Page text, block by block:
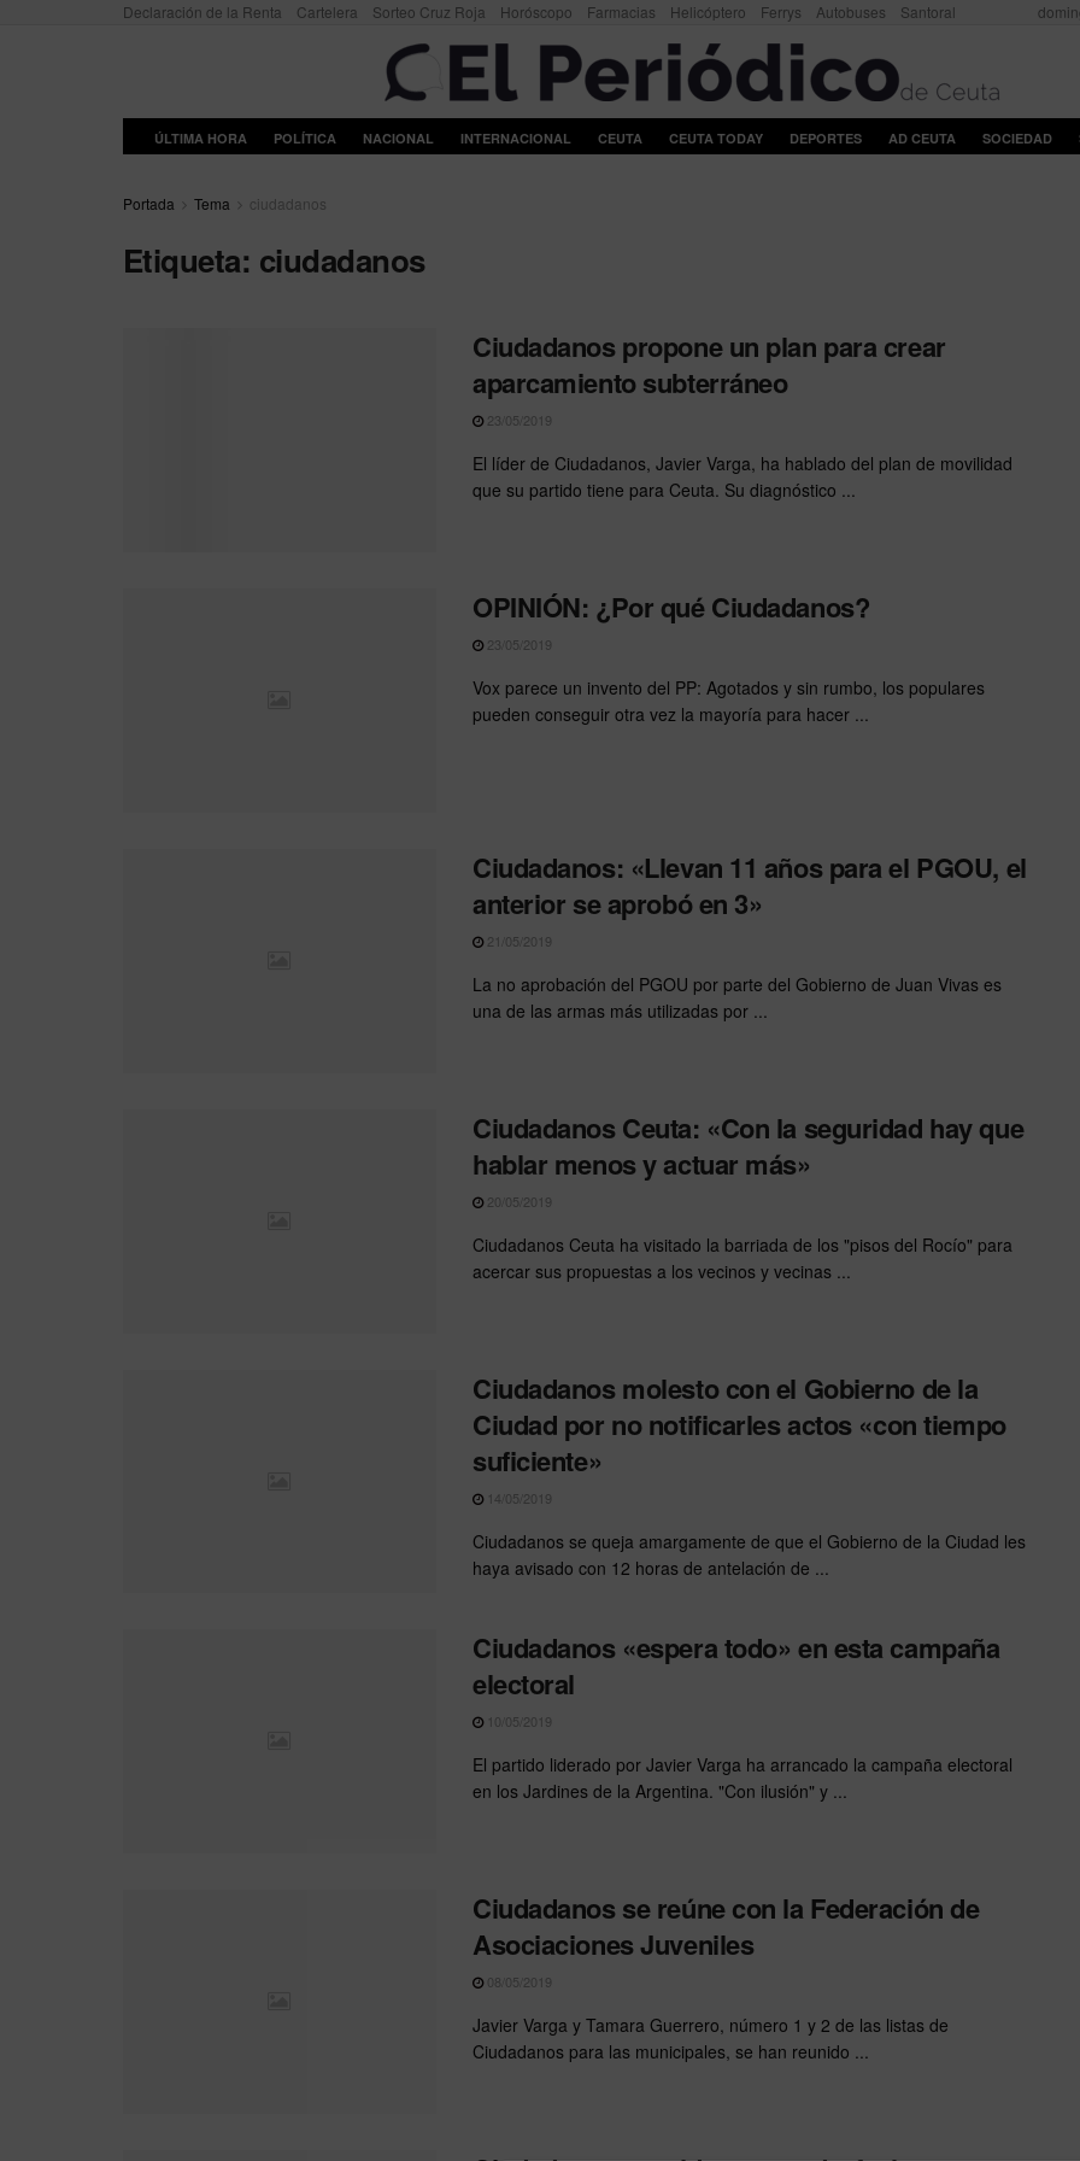
Declaración de la Renta Cartelera Sorteo Cruz Roja Horóscopo Farmacias Helicóptero Ferrys Autobuses Santoral
ÚLTIMA HORA POLÍTICA NACIONAL INTERNACIONAL CEUTA CEUTA TODAY DEPORTES AD CEUTA SOCIEDAD
Portada Tema ciudadanos
Etiqueta: ciudadanos
Ciudadanos propone un plan para crear
aparcamiento subterráneo
23/05/2019
El líder de Ciudadanos, Javier Varga, ha hablado del plan de movilidad
que su partido tiene para Ceuta. Su diagnóstico ...
OPINIÓN: ¿Por qué Ciudadanos?
23/05/2019
Vox parece un invento del PP: Agotados y sin rumbo, los populares
pueden conseguir otra vez la mayoría para hacer ...
Ciudadanos: «Llevan 11 años para el PGOU, el
anterior se aprobó en 3»
21/05/2019
La no aprobación del PGOU por parte del Gobierno de Juan Vivas es
una de las armas más utilizadas por ...
Ciudadanos Ceuta: «Con la seguridad hay que
hablar menos y actuar más»
20/05/2019
Ciudadanos Ceuta ha visitado la barriada de los "pisos del Rocío" para
acercar sus propuestas a los vecinos y vecinas ...
Ciudadanos molesto con el Gobierno de la
Ciudad por no notificarles actos «con tiempo
suficiente»
14/05/2019
Ciudadanos se queja amargamente de que el Gobierno de la Ciudad les
haya avisado con 12 horas de antelación de ...
Ciudadanos «espera todo» en esta campaña
electoral
10/05/2019
El partido liderado por Javier Varga ha arrancado la campaña electoral
en los Jardines de la Argentina. "Con ilusión" y ...
Ciudadanos se reúne con la Federación de
Asociaciones Juveniles
08/05/2019
Javier Varga y Tamara Guerrero, número 1 y 2 de las listas de
Ciudadanos para las municipales, se han reunido ...